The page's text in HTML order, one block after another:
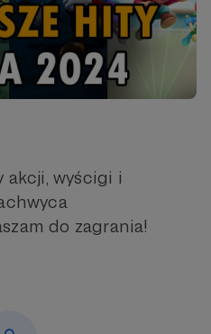
akcji, wyścigi i
do zagrania!